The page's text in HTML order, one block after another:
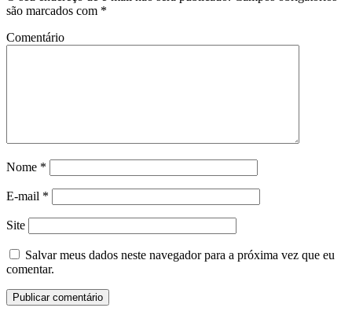
são marcados com *
Comentário
Nome *
E-mail *
Site
Salvar meus dados neste navegador para a próxima vez que eu
comentar.